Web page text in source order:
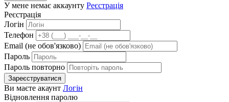
У мене немає аккаунту Реєстрація
Реєстрація
Логін
Телефон
Email (не обов'язково)
Пароль
Пароль повторно
Зареєструватися
Ви маєте акаунт Логін
Відновлення паролю